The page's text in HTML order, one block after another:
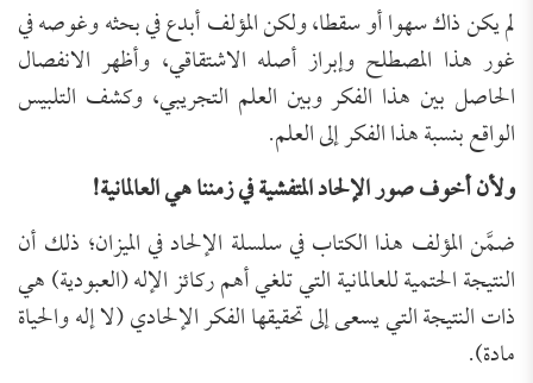
لم يكن ذاك سهوا أو سقطا، ولكن المؤلف أبدع في بحثه وغوصه في
غور هذا المصطلح وإبراز أصله الاشتقاقي، وأظهر الانفصال
الحاصل بين هذا الفكر وبين العلم التجريبي، وكشف التلبيس
الواقع بنسبة هذا الفكر إلى العلم.
ولأن أخوف صور الإلحاد المتفشية في زمننا هي العالمانية!
ضمَّن المؤلف هذا الكتاب في سلسلة الإلحاد في الميزان؛ ذلك أن
النتيجة الحتمية للعالمانية التي تلغي أهم ركائز الإله (العبودية) هي
ذات النتيجة التي يسعى إلى تحقيقها الفكر الإلحادي (لا إله والحياة
مادة).